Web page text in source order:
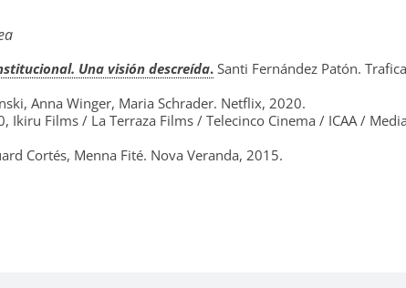
Una visión descreída. Santi Fernández Patón.
Anna Winger, Maria Schrader. Netflix, 2020.
Ikiru Films / La Terraza Films / Telecinco Cinema / ICAA /
Cortés, Menna Fité. Nova Veranda, 2015.